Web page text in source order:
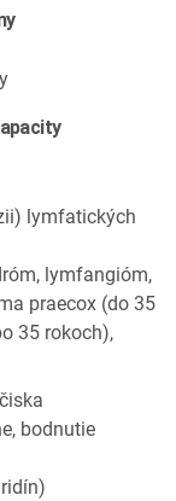
lymfatických
lymfangióm,
praecox (do 35
35 rokoch),
bodnutie